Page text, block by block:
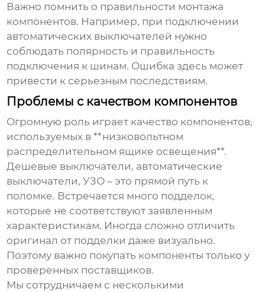
Важно помнить о правильности монтажа
компонентов. Например, при подключении
автоматических выключателей нужно
соблюдать полярность и правильность
подключения к шинам. Ошибка здесь может
привести к серьезным последствиям.
Проблемы с качеством компонентов
Огромную роль играет качество компонентов,
используемых в **низковольтном
распределительном ящике освещения**.
Дешевые выключатели, автоматические
выключатели, УЗО – это прямой путь к
поломке. Встречается много подделок,
которые не соответствуют заявленным
характеристикам. Иногда сложно отличить
оригинал от подделки даже визуально.
Поэтому важно покупать компоненты только у
проверенных поставщиков.
Мы сотрудничаем с несколькими